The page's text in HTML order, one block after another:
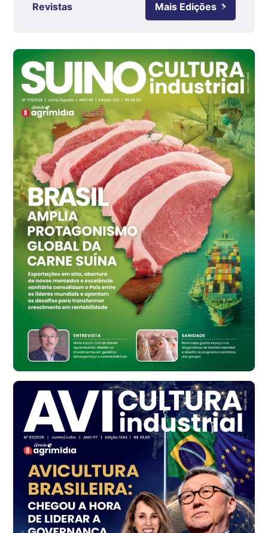
Ovo Branco - Regional
Ovo Branco - Regional
Branco
R$ 145,34
cx
Ovo Vermelho - Regional
Grande São Paulo (SP)
R$ 155,59
cx
Ovo Vermelho - Regional
Vermelho
R$ 159,31
cx
Ovo Branco - Regional
Bastos (SP)
R$ 134,42
cx
Ovo Vermelho - Regional
Bastos (SP)
R$ 148,56
cx
Frango - Indicador
R$ 7,16
kg
Frango - Indicador
R$ 7,18
kg
Trigo Atacado - Regional
PR
Revistas Mais Edições